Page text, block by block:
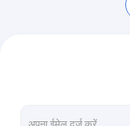
बोतल धोने की मशीन